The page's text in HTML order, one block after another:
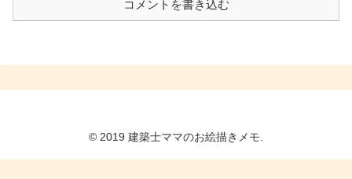
コメントを書き込む
© 2019 建築士ママのお絵描きメモ.